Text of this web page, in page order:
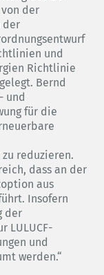
der
der
und
Richtlinie
Bernd
und
für die
reduzieren.
dass an der
aus
Insofern
der
LULUCF-
und
werden.“